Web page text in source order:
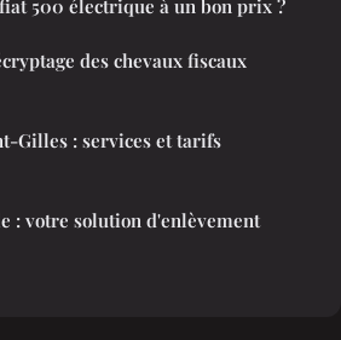
500 électrique à un bon prix ?
des chevaux fiscaux
Gilles : services et tarifs
: votre solution d'enlèvement